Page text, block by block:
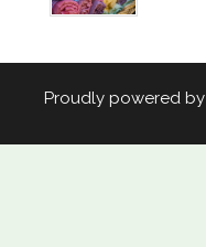
Proudly powered by